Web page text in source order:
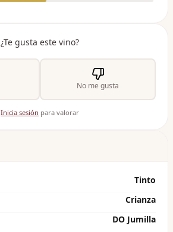
¿Te gusta este vino?
No me gusta
Inicia sesión para valorar
Tinto
Crianza
DO Jumilla